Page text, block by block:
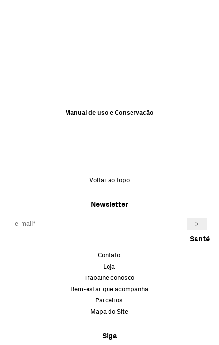
Manual de uso e Conservação
Voltar ao topo
Newsletter
Santé
Contato
Loja
Trabalhe conosco
Bem-estar que acompanha
Parceiros
Mapa do Site
Siga